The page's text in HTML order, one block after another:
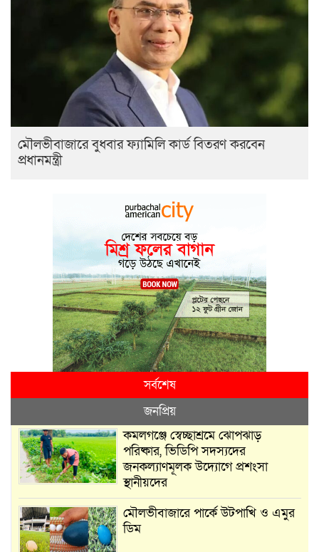
মৌলভীবাজারে বুধবার ফ্যামিলি কার্ড বিতরণ করবেন
প্রধানমন্ত্রী
সর্বশেষ
জনপ্রিয়
কমলগঞ্জে স্বেচ্ছাশ্রমে ঝোপঝাড়
পরিষ্কার, ভিডিপি সদস্যদের
জনকল্যাণমূলক উদ্যোগে প্রশংসা
স্থানীয়দের
মৌলভীবাজারে পার্কে উটপাখি ও এমুর
ডিম